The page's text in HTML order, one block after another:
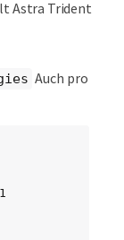
Astra Trident
Auch pro